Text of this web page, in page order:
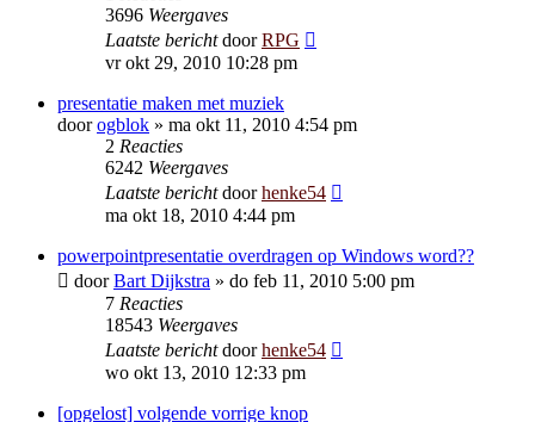
3696 Weergaves
Laatste berichtdoorRPG
vr okt 29, 2010 10:28 pm
presentatie maken met muziek
doorogblok » ma okt 11, 2010 4:54 pm
2 Reacties
6242 Weergaves
Laatste berichtdoorhenke54
ma okt 18, 2010 4:44 pm
powerpointpresentatie overdragen op Windows word??
doorBart Dijkstra » do feb 11, 2010 5:00 pm
7 Reacties
18543 Weergaves
Laatste berichtdoorhenke54
wo okt 13, 2010 12:33 pm
[opgelost] volgende vorrige knop